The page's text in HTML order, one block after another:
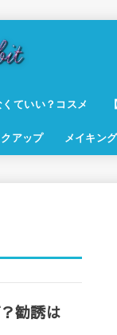
くていい？コスメ
アップ メイキン
勧誘は